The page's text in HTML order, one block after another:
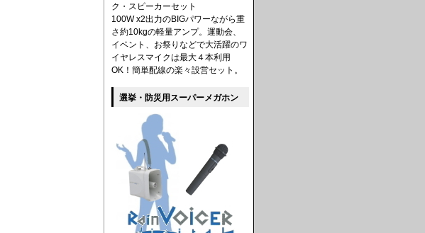
ク・スピーカーセット
100W x2出力のBIGパワーながら重
さ約10kgの軽量アンプ。運動会、
イベント、お祭りなどで大活躍のワ
イヤレスマイクは最大４本利用
OK！簡単配線の楽々設営セット。
選挙・防災用スーパーメガホン